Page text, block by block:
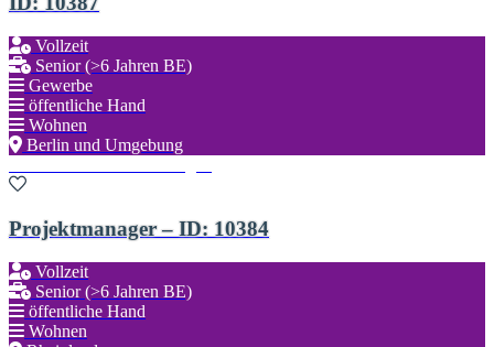
Vollzeit
Senior (>6 Jahren BE)
Gewerbe
öffentliche Hand
Wohnen
Berlin und Umgebung
Projektmanager – ID: 10384
Vollzeit
Senior (>6 Jahren BE)
öffentliche Hand
Wohnen